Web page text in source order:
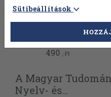
Vissza az előző oldalra
490 ,-Ft
A Magyar
Nyelv- és...
Sütibeállítások